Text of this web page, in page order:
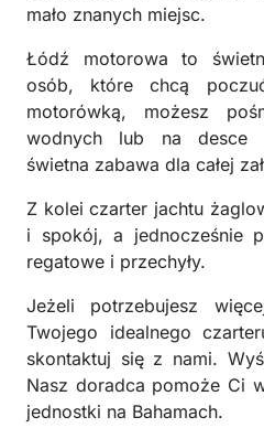
mało znanych miejsc.
Łódź motorowa to
osób, które chcą
motorówką, możesz
wodnych lub na desce
świetna zabawa dla całej
Z kolei czarter jachtu
i spokój, a jednocześnie
regatowe i przechyły.
Jeżeli potrzebujesz
Twojego idealnego
skontaktuj się z nami.
Nasz doradca pomoże Ci
jednostki na Bahamach.